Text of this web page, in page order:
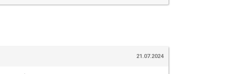
21.07.2024